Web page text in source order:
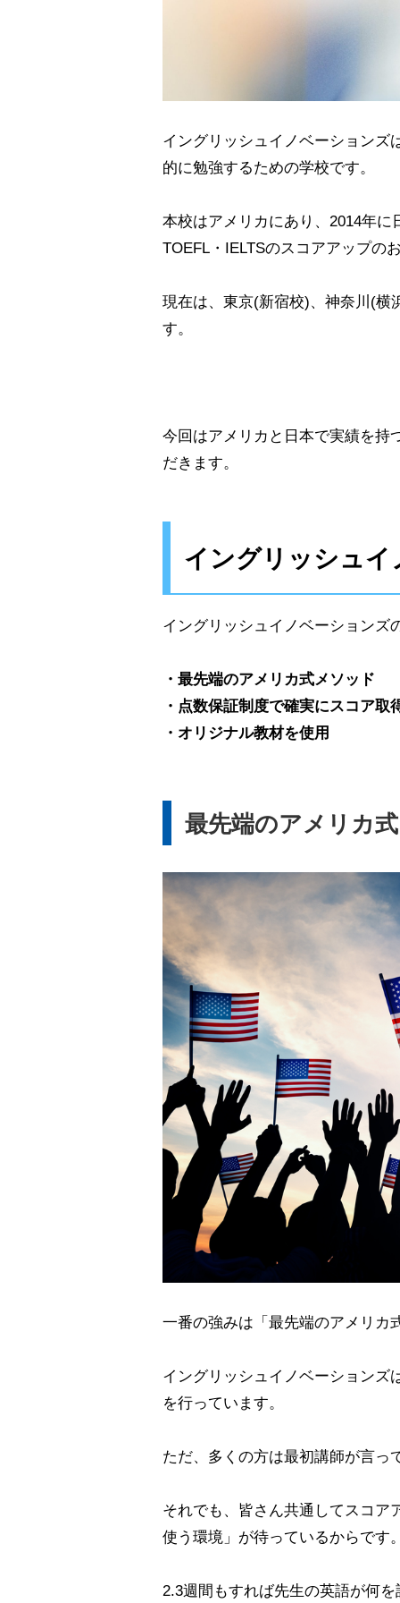
イングリッシュイノベーションズ
的に勉強するための学校です。
本校はアメリカにあり、2014年
TOEFL・IELTSのスコアアップの
現在は、東京(新宿校)、神奈川(横
す。
今回はアメリカと日本で実績を持
だきます。
イングリッシュ
イングリッシュイノベーションズ
・最先端のアメリカ式メソッド
・点数保証制度で確実にスコア取
・オリジナル教材を使用
最先端のアメリカ
一番の強みは「最先端のアメリカ
イングリッシュイノベーションズ
を行っています。
ただ、多くの方は最初講師が言っ
それでも、皆さん共通してスコア
使う環境」が待っているからです
2.3週間もすれば先生の英語が何